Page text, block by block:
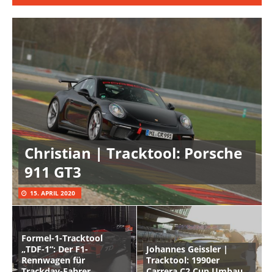
Christian | Tracktool: Porsche
911 GT3
15. APRIL 2020
Formel-1-Tracktool
„TDF-1“: Der F1-
Rennwagen für
Johannes Geissler |
Tracktool: 1990er